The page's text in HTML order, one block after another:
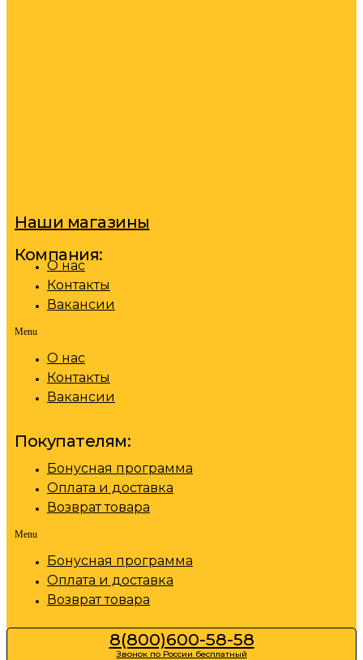
Наши магазины
Компания:
О нас
Контакты
Вакансии
Menu
О нас
Контакты
Вакансии
Покупателям:
Бонусная программа
Оплата и доставка
Возврат товара
Menu
Бонусная программа
Оплата и доставка
Возврат товара
8(800)600-58-58
Звонок по России бесплатный